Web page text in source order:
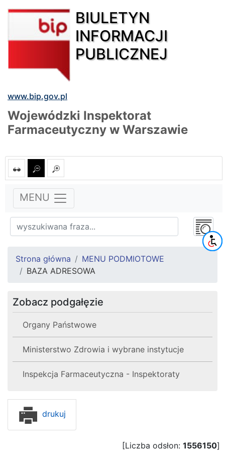
BIULETYN
INFORMACJI
PUBLICZNEJ
www.bip.gov.pl
Wojewódzki Inspektorat
Farmaceutyczny w Warszawie
MENU
Strona główna
MENU PODMIOTOWE
BAZA ADRESOWA
Zobacz podgałęzie
Organy Państwowe
Ministerstwo Zdrowia i wybrane instytucje
Inspekcja Farmaceutyczna - Inspektoraty
drukuj
[Liczba odsłon: 1556150]